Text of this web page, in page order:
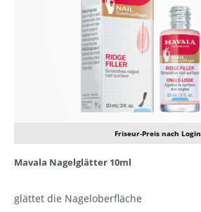
Friseur-Preis nach Login
Mavala Nagelglätter 10ml
glättet die Nageloberfläche